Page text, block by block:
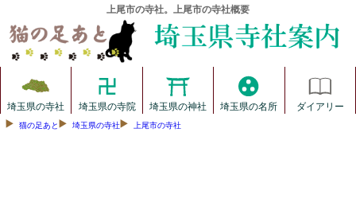
上尾市の寺社。上尾市の寺社概要
埼玉県の寺社 埼玉県の寺院 埼玉県の神社 埼玉県の名所 ダイアリー
猫の足あと 埼玉県の寺社 上尾市の寺社